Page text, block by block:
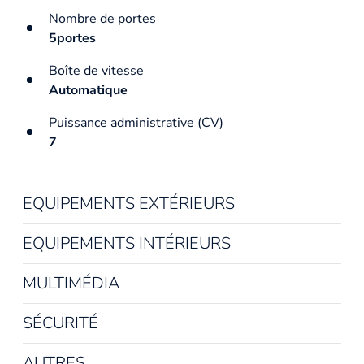
Nombre de portes
5portes
Boîte de vitesse
Automatique
Puissance administrative (CV)
7
EQUIPEMENTS EXTÉRIEURS
EQUIPEMENTS INTÉRIEURS
MULTIMÉDIA
SÉCURITÉ